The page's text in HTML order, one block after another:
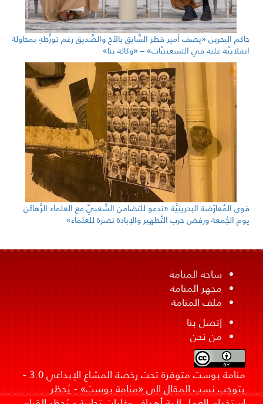
حاكم البحرين «يصف أمير قطر السَّابق بالأخ والصَّديق رغم تورُّطهِ بمحاولة
انقلابيَّة عليه في التسعينيَّات» – «وكالة بنا»
قوى المُعارَضة البحرينيَّة «تدعو للتضامن الشّعبيّ مع العلماء الرَّهائن
يوم الجُمعة ورفض حرب التَّطهير والإبادة نصرة للعلماء»
ساحة المنامة
مجهر المنامة
ملف المنامة
إتصل بنا
من نحن
منامة بوست متوفرة تحت رخصة المشاع الإبداعي 3.0 -
يتوجب نسب المقال الى «منامة بوست» - يُحظر